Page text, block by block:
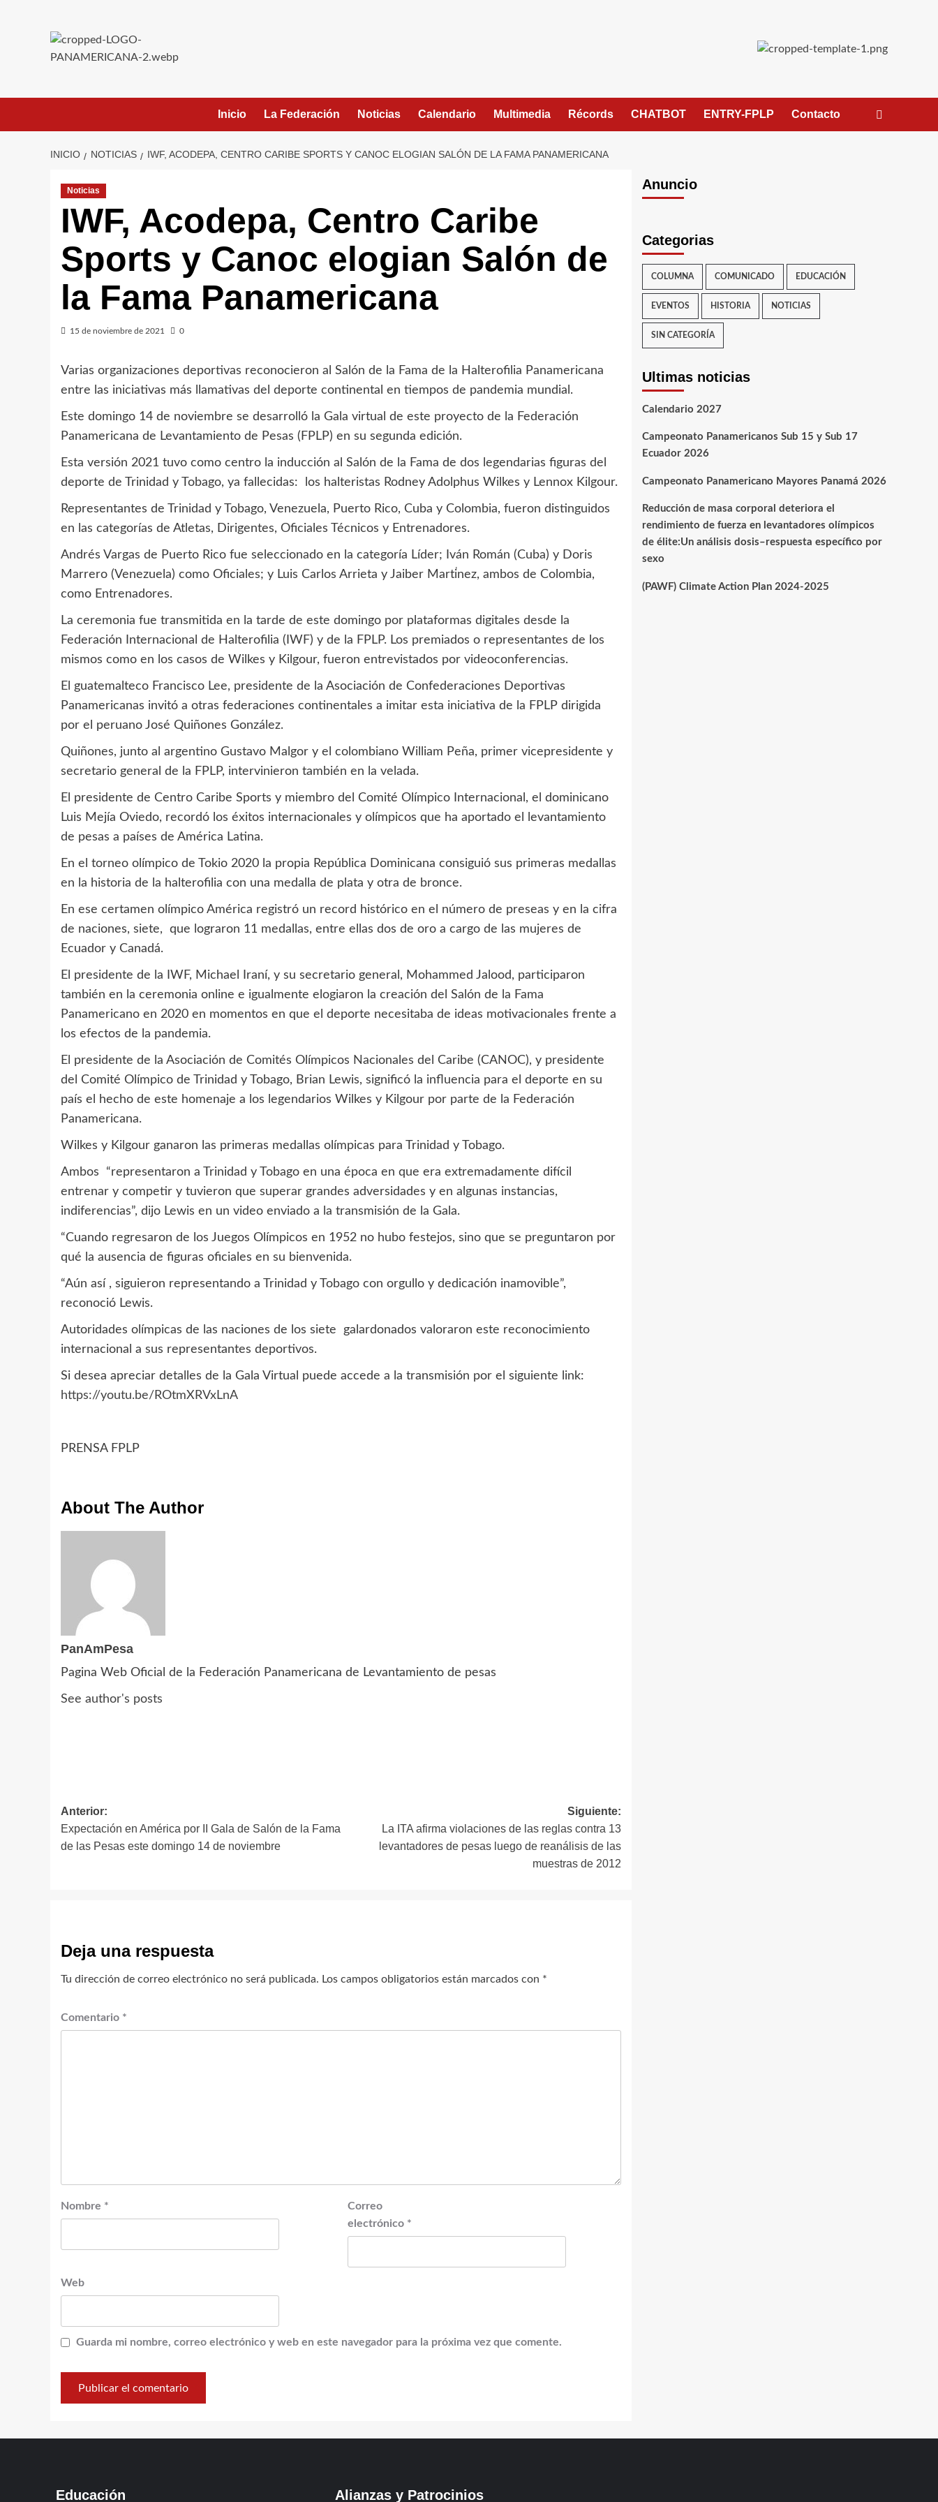
Inicio La Federación Noticias Calendario Multimedia Récords CHATBOT ENTRY-FPLP Contacto
INICIO NOTICIAS IWF, ACODEPA, CENTRO CARIBE SPORTS Y CANOC ELOGIAN SALÓN DE LA FAMA PANAMERICANA
Noticias
IWF, Acodepa, Centro Caribe
Sports y Canoc elogian Salón de
la Fama Panamericana
15 de noviembre de 2021 0
Varias organizaciones deportivas reconocieron al Salón de la Fama de la Halterofilia Panamericana
entre las iniciativas más llamativas del deporte continental en tiempos de pandemia mundial.
Este domingo 14 de noviembre se desarrolló la Gala virtual de este proyecto de la Federación
Panamericana de Levantamiento de Pesas (FPLP) en su segunda edición.
Esta versión 2021 tuvo como centro la inducción al Salón de la Fama de dos legendarias figuras del
deporte de Trinidad y Tobago, ya fallecidas: los halteristas Rodney Adolphus Wilkes y Lennox Kilgour.
Representantes de Trinidad y Tobago, Venezuela, Puerto Rico, Cuba y Colombia, fueron distinguidos
en las categorías de Atletas, Dirigentes, Oficiales Técnicos y Entrenadores.
Andrés Vargas de Puerto Rico fue seleccionado en la categoría Líder; Iván Román (Cuba) y Doris
Marrero (Venezuela) como Oficiales; y Luis Carlos Arrieta y Jaiber Martؙinez, ambos de Colombia,
como Entrenadores.
La ceremonia fue transmitida en la tarde de este domingo por plataformas digitales desde la
Federación Internacional de Halterofilia (IWF) y de la FPLP. Los premiados o representantes de los
mismos como en los casos de Wilkes y Kilgour, fueron entrevistados por videoconferencias.
El guatemalteco Francisco Lee, presidente de la Asociación de Confederaciones Deportivas
Panamericanas invitó a otras federaciones continentales a imitar esta iniciativa de la FPLP dirigida
por el peruano José Quiñones González.
Quiñones, junto al argentino Gustavo Malgor y el colombiano William Peña, primer vicepresidente y
secretario general de la FPLP, intervinieron también en la velada.
El presidente de Centro Caribe Sports y miembro del Comité Olímpico Internacional, el dominicano
Luis Mejía Oviedo, recordó los éxitos internacionales y olímpicos que ha aportado el levantamiento
de pesas a países de América Latina.
En el torneo olímpico de Tokio 2020 la propia República Dominicana consiguió sus primeras medallas
en la historia de la halterofilia con una medalla de plata y otra de bronce.
En ese certamen olímpico América registró un record histórico en el número de preseas y en la cifra
de naciones, siete, que lograron 11 medallas, entre ellas dos de oro a cargo de las mujeres de
Ecuador y Canadá.
El presidente de la IWF, Michael Iraní, y su secretario general, Mohammed Jalood, participaron
también en la ceremonia online e igualmente elogiaron la creación del Salón de la Fama
Panamericano en 2020 en momentos en que el deporte necesitaba de ideas motivacionales frente a
los efectos de la pandemia.
El presidente de la Asociación de Comités Olímpicos Nacionales del Caribe (CANOC), y presidente
del Comité Olímpico de Trinidad y Tobago, Brian Lewis, significó la influencia para el deporte en su
país el hecho de este homenaje a los legendarios Wilkes y Kilgour por parte de la Federación
Panamericana.
Wilkes y Kilgour ganaron las primeras medallas olímpicas para Trinidad y Tobago.
Ambos “representaron a Trinidad y Tobago en una época en que era extremadamente difícil
entrenar y competir y tuvieron que superar grandes adversidades y en algunas instancias,
indiferencias”, dijo Lewis en un video enviado a la transmisión de la Gala.
“Cuando regresaron de los Juegos Olímpicos en 1952 no hubo festejos, sino que se preguntaron por
qué la ausencia de figuras oficiales en su bienvenida.
“Aún así , siguieron representando a Trinidad y Tobago con orgullo y dedicación inamovible”,
reconoció Lewis.
Autoridades olímpicas de las naciones de los siete galardonados valoraron este reconocimiento
internacional a sus representantes deportivos.
Si desea apreciar detalles de la Gala Virtual puede accede a la transmisión por el siguiente link:
https://youtu.be/ROtmXRVxLnA
PRENSA FPLP
About The Author
PanAmPesa
Pagina Web Oficial de la Federación Panamericana de Levantamiento de pesas
See author's posts
Navegación
de
Anterior:
Expectación en América por II Gala de Salón de la Fama
de las Pesas este domingo 14 de noviembre
Siguiente:
La ITA afirma violaciones de las reglas contra 13
levantadores de pesas luego de reanálisis de las
muestras de 2012
Deja una respuesta
Tu dirección de correo electrónico no será publicada. Los campos obligatorios están marcados con *
Comentario *
Nombre *
Correo
electrónico *
Web
Guarda mi nombre, correo electrónico y web en este navegador para la próxima vez que comente.
Anuncio
Categorias
COLUMNA COMUNICADO EDUCACIÓN
EVENTOS HISTORIA NOTICIAS
SIN CATEGORÍA
Ultimas noticias
Calendario 2027
Campeonato Panamericanos Sub 15 y Sub 17
Ecuador 2026
Campeonato Panamericano Mayores Panamá 2026
Reducción de masa corporal deteriora el
rendimiento de fuerza en levantadores olímpicos
de élite:Un análisis dosis–respuesta específico por
sexo
(PAWF) Climate Action Plan 2024-2025
Educación Alianzas y Patrocinios